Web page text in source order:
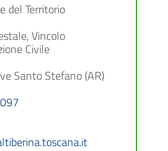
del Territorio
Vincolo
Civile
Santo Stefano (AR)